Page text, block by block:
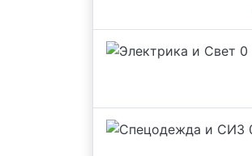
Трубы и фитинги
- Бочонки
сантехнические